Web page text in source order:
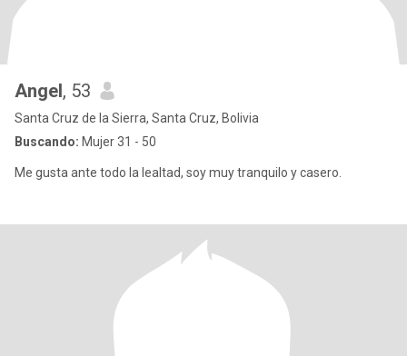
Angel, 53
Santa Cruz de la Sierra, Santa Cruz, Bolivia
Buscando: Mujer 31 - 50
Me gusta ante todo la lealtad, soy muy tranquilo y casero.